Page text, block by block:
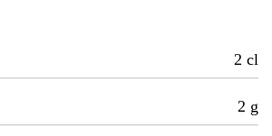
2 cl
2 g